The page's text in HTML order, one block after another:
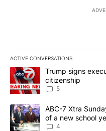
ACTIVE CONVERSATIONS
The following is a list of the
A trending article titled
Trump signs
citizenship
5
A trending article titled
ABC-7 Xtra
of a new school
4